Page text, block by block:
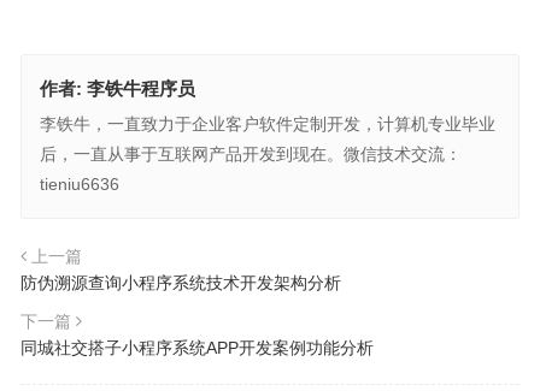
作者: 李铁牛程序员
李铁牛，一直致力于企业客户软件定制开发，计算机专业毕业
后，一直从事于互联网产品开发到现在。微信技术交流：
tieniu6636
上一篇
防伪溯源查询小程序系统技术开发架构分析
下一篇
同城社交搭子小程序系统APP开发案例功能分析